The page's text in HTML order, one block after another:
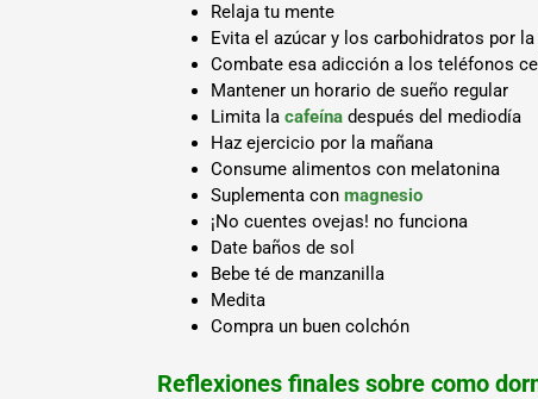
Relaja tu mente
Evita el azúcar y los carbohidratos por la
Combate esa adicción a los teléfonos
Mantener un horario de sueño regular
Limita la cafeína después del mediodía
Haz ejercicio por la mañana
Consume alimentos con melatonina
Suplementa con magnesio
¡No cuentes ovejas! no funciona
Date baños de sol
Bebe té de manzanilla
Medita
Compra un buen colchón
Reflexiones finales sobre como